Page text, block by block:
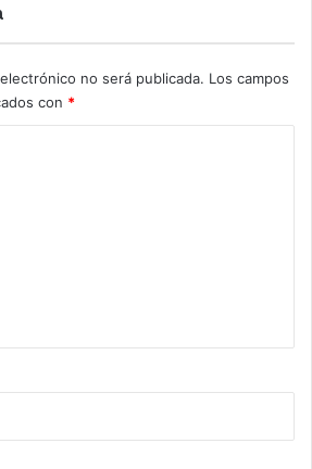
no será publicada. Los campos
con *